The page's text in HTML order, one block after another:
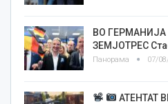
ВО
ЗЕМЈОТРЕС
Панорама 07/
АТЕНТАТ